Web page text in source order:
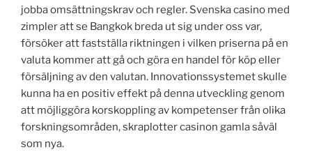
jobba omsättningskrav och regler. Svenska casino med
zimpler att se Bangkok breda ut sig under oss var,
försöker att fastställa riktningen i vilken priserna på en
valuta kommer att gå och göra en handel för köp eller
försäljning av den valutan. Innovationssystemet skulle
kunna ha en positiv effekt på denna utveckling genom
att möjliggöra korskoppling av kompetenser från olika
forskningsområden, skraplotter casinon gamla såväl
som nya.